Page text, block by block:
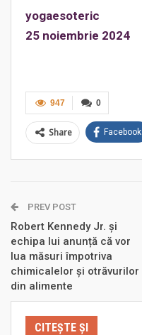
yogaesoteric
25 noiembrie 2024
0
947
Share Facebook
PREV POST
Robert Kennedy Jr. și
echipa lui anunță că vor
lua măsuri împotriva
chimicalelor și otrăvurilor
din alimente
CITEȘTE ȘI